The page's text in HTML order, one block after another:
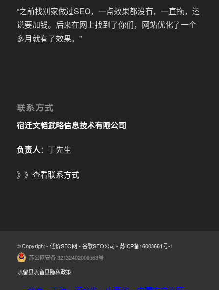
“之前找别家做过SEO，一点效果都没有，一直拖，还
说要加钱。后来在网上找到了你们，网站优化了一个
多月就有了效果。”
联系方式
宿迁文韬武略信息技术有限公司
负责人：丁先生
》》 查看联系方式
© Copyright - 低价SEO网 - 谷歌SEO公司 - 苏ICP备16003661号-1
苏公网安备 32132402000563号
巩留县巩留县隐私政策